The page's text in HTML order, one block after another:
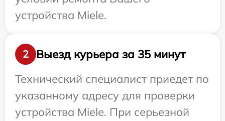
устройства Miele.
2
Выезд курьера за 35 минут
Технический специалист приедет по
указанному адресу для проверки
устройства Miele. При серьезной